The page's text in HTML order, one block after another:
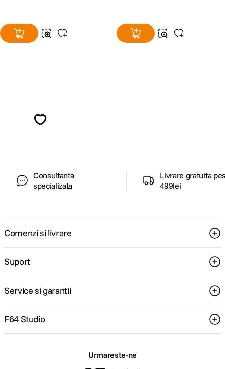
Consultanta
specializata
Livrare gratuita
499lei
Comenzi si livrare
Suport
Service si garantii
F64 Studio
Urmareste-ne